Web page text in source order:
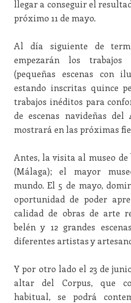
llegar a conseguir el
próximo 11 de mayo.
Al día siguiente de
empezarán los
(pequeñas escenas con
estando inscritas quince
trabajos inéditos para
de escenas navideñas
mostrará en las próximas
Antes, la visita al museo
(Málaga); el mayor
mundo. El 5 de mayo,
oportunidad de poder
calidad de obras de arte
belén y 12 grandes
diferentes artistas y
Y por otro lado el 23 de
altar del Corpus, que
habitual, se podrá